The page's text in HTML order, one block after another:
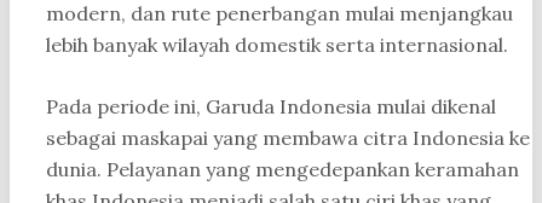
modern, dan rute penerbangan mulai menjangkau
lebih banyak wilayah domestik serta internasional.
Pada periode ini, Garuda Indonesia mulai dikenal
sebagai maskapai yang membawa citra Indonesia ke
dunia. Pelayanan yang mengedepankan keramahan